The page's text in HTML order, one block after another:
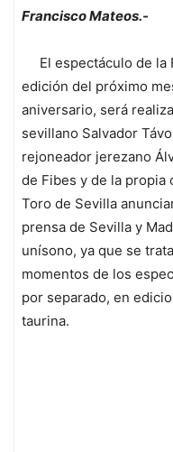
Francisco Mateos.-
El espectáculo de la
edición del próximo
aniversario, será
sevillano Salvador
rejoneador jerezano
de Fibes y de la propia
Toro de Sevilla
prensa de Sevilla y
unísono, ya que se
momentos de los
por separado, en
taurina.